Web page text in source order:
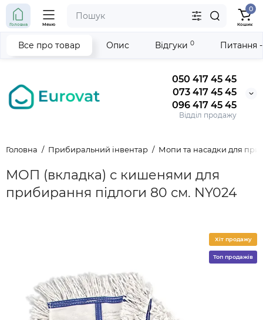
050 417 45 45
073 417 45 45
096 417 45 45
Відділ продажу
Головна Меню
0
Кошик
Головна Прибиральний інвентар Мопи та насадки для
МОП (вкладка) с кишенями для
прибирання підлоги 80 см. NY024
Все про товар Опис Відгуки 0 Питання
Хіт продажу
Топ продажів